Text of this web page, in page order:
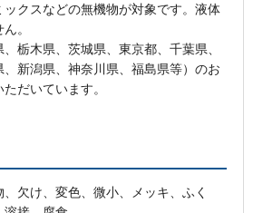
クスなどの無機物が対象です。液体
。
栃木県、茨城県、東京都、千葉県、
、新潟県、神奈川県、福島県等）のお
だいています。
欠け、変色、微小、メッキ、ふく